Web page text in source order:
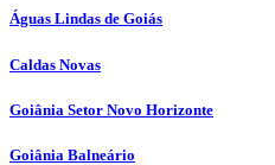
Águas Lindas de Goiás
Caldas Novas
Goiânia Setor Novo Horizonte
Goiânia Balneário